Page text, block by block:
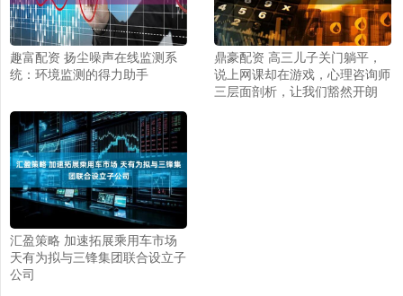
趣富配资 扬尘噪声在线监测系
统：环境监测的得力助手
鼎豪配资 高三儿子关门躺平，
说上网课却在游戏，心理咨询师
三层面剖析，让我们豁然开朗
汇盈策略 加速拓展乘用车市场
天有为拟与三锋集团联合设立子
公司